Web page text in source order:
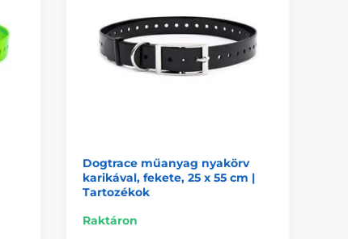
Dogtrace műanyag nyakörv
karikával, fekete, 25 x 55 cm |
Tartozékok
Raktáron